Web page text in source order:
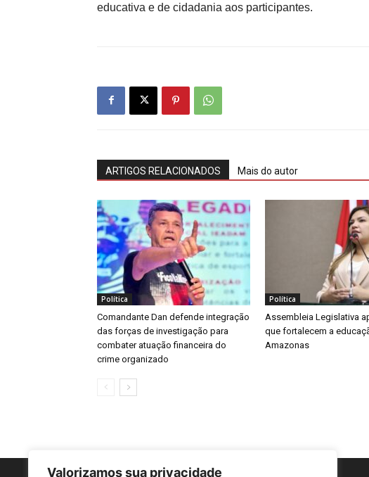
Valorizamos sua privacidade
educativa e de cidadania aos participantes.
ARTIGOS RELACIONADOS Mais do autor
Política
Comandante Dan defende integração
das forças de investigação para
combater atuação financeira do
crime organizado
Política
Assembleia Legislativa
que fortalecem a
Amazonas